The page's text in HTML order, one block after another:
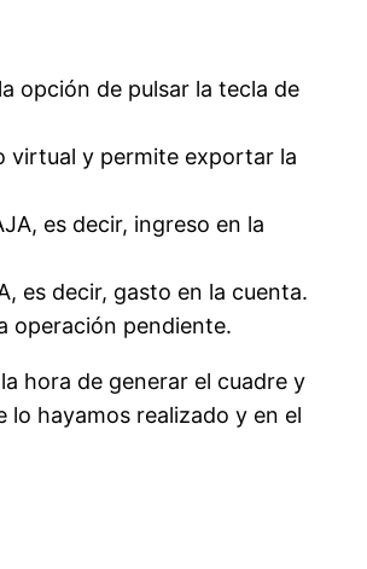
opción de pulsar la tecla de
virtual y permite exportar la
es decir, ingreso en la
es decir, gasto en la cuenta.
operación pendiente.
hora de generar el cuadre y
lo hayamos realizado y en el